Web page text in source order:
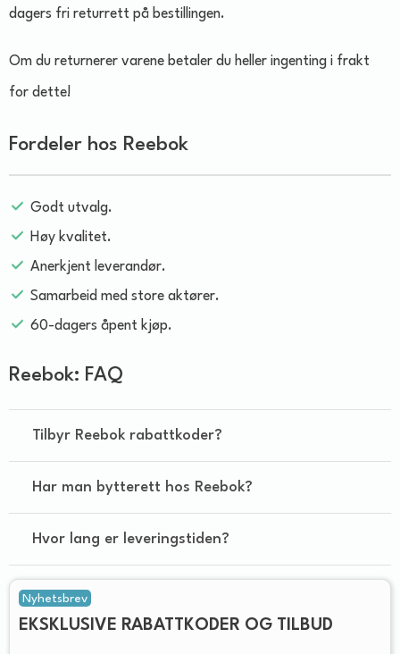
dagers fri returrett på bestillingen.
Om du returnerer varene betaler du heller ingenting i frakt
for dette!
Fordeler hos Reebok
Godt utvalg.
Høy kvalitet.
Anerkjent leverandør.
Samarbeid med store aktører.
60-dagers åpent kjøp.
Reebok: FAQ
Tilbyr Reebok rabattkoder?
Har man bytterett hos Reebok?
Hvor lang er leveringstiden?
Nyhetsbrev
EKSKLUSIVE RABATTKODER OG TILBUD